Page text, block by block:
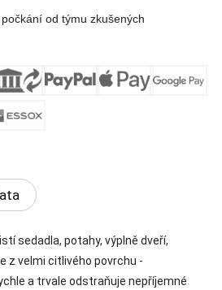
od týmu zkušených
sedadla, potahy, výplně dveří,
z velmi citlivého povrchu -
a trvale odstraňuje nepříjemné